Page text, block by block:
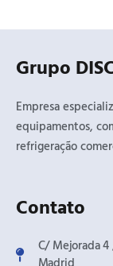
Grupo
Empresa
equipamentos,
refrigeração
Contato
C/ Mejorada